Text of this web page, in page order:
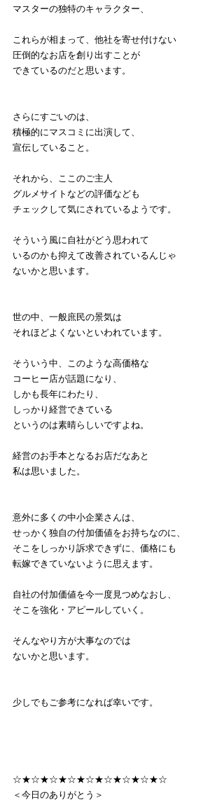
マスターの独特のキャラクター、
これらが相まって、他社を寄せ付けない
圧倒的なお店を創り出すことが
できているのだと思います。
さらにすごいのは、
積極的にマスコミに出演して、
宣伝していること。
それから、ここのご主人
グルメサイトなどの評価なども
チェックして気にされているようです。
そういう風に自社がどう思われて
いるのかも抑えて改善されているんじゃ
ないかと思います。
世の中、一般庶民の景気は
それほどよくないといわれています。
そういう中、このような高価格な
コーヒー店が話題になり、
しかも長年にわたり、
しっかり経営できている
というのは素晴らしいですよね。
経営のお手本となるお店だなあと
私は思いました。
意外に多くの中小企業さんは、
せっかく独自の付加価値をお持ちなのに、
そこをしっかり訴求できずに、価格にも
転嫁できていないように思えます。
自社の付加価値を今一度見つめなおし、
そこを強化・アピールしていく。
そんなやり方が大事なのでは
ないかと思います。
少しでもご参考になれば幸いです。
☆★☆★☆★☆★☆★☆★☆★☆★☆
＜今日のありがとう＞